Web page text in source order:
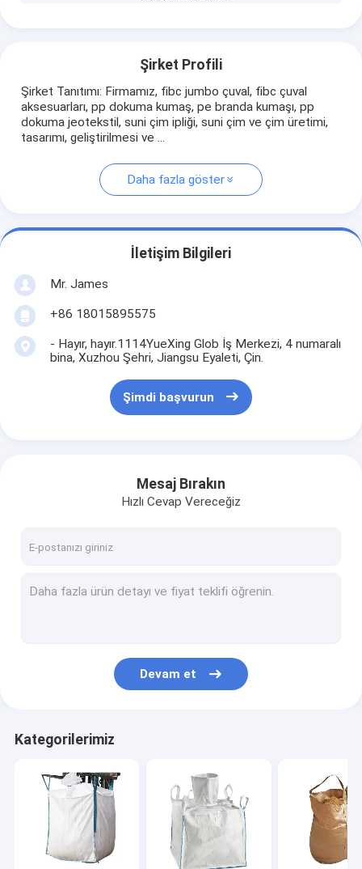
Şirket Profili
Şirket Tanıtımı: Firmamız, fibc jumbo çuval, fibc çuval
aksesuarları, pp dokuma kumaş, pe branda kumaşı, pp
dokuma jeotekstil, suni çim ipliği, suni çim ve çim üretimi,
tasarımı, geliştirilmesi ve ...
Daha fazla göster
İletişim Bilgileri
Mr. James
+86 18015895575
- Hayır, hayır.1114YueXing Glob İş Merkezi, 4 numaralı
bina, Xuzhou Şehri, Jiangsu Eyaleti, Çin.
Şimdi başvurun
Mesaj Bırakın
Hızlı Cevap Vereceğiz
Devam et
Kategorilerimiz